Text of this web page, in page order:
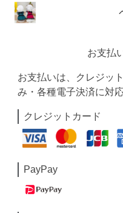
お支払
お支払いは、クレジッ
み・各種電子決済に対
クレジットカード
PayPay